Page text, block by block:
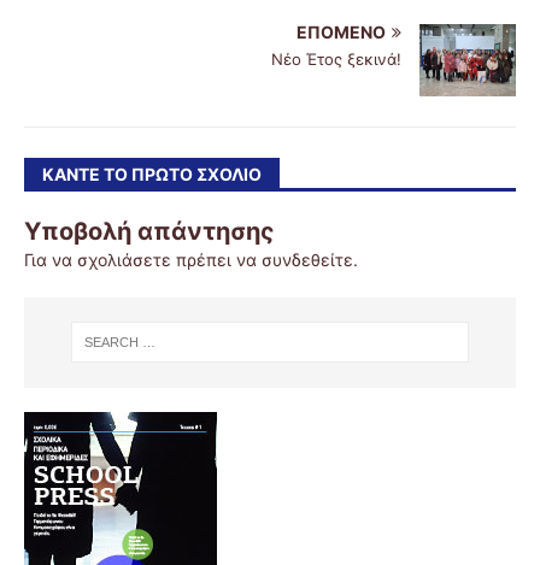
ΕΠΌΜΕΝΟ
Νέο Έτος ξεκινά!
ΚΆΝΤΕ ΤΟ ΠΡΏΤΟ ΣΧΌΛΙΟ
Υποβολή απάντησης
Για να σχολιάσετε πρέπει να συνδεθείτε.